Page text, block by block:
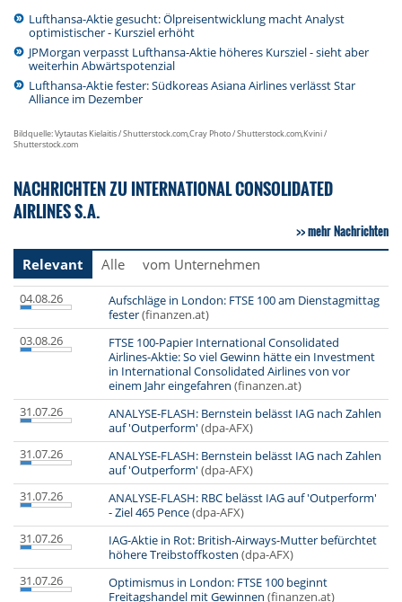
Lufthansa-Aktie gesucht: Ölpreisentwicklung macht Analyst
optimistischer - Kursziel erhöht
JPMorgan verpasst Lufthansa-Aktie höheres Kursziel - sieht aber
weiterhin Abwärtspotenzial
Lufthansa-Aktie fester: Südkoreas Asiana Airlines verlässt Star
Alliance im Dezember
Bildquelle: Vytautas Kielaitis / Shutterstock.com,Cray Photo / Shutterstock.com,Kvini /
Shutterstock.com
NACHRICHTEN ZU INTERNATIONAL CONSOLIDATED
AIRLINES S.A.
mehr Nachrichten
Relevant
Alle vom Unternehmen
04.08.26
Aufschläge in London: FTSE 100 am Dienstagmittag
fester(finanzen.at)
03.08.26
FTSE 100-Papier International Consolidated
Airlines-Aktie: So viel Gewinn hätte ein Investment
in International Consolidated Airlines von vor
einem Jahr eingefahren (finanzen.at)
31.07.26
ANALYSE-FLASH: Bernstein belässt IAG nach Zahlen
auf 'Outperform' (dpa-AFX)
31.07.26
ANALYSE-FLASH: Bernstein belässt IAG nach Zahlen
auf 'Outperform' (dpa-AFX)
31.07.26
ANALYSE-FLASH: RBC belässt IAG auf 'Outperform'
- Ziel 465 Pence(dpa-AFX)
31.07.26
IAG-Aktie in Rot: British-Airways-Mutter befürchtet
höhere Treibstoffkosten (dpa-AFX)
31.07.26
Optimismus in London: FTSE 100 beginnt
Freitagshandel mit Gewinnen (finanzen.at)